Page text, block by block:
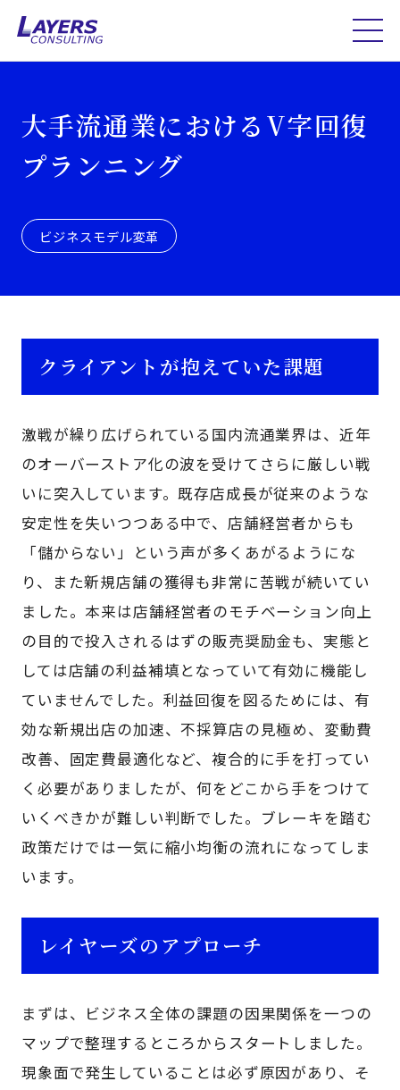
大手流通業におけるV字回復
プランニング
ビジネスモデル変革
クライアントが抱えていた課題
激戦が繰り広げられている国内流通業界は、近年
のオーバーストア化の波を受けてさらに厳しい戦
いに突入しています。既存店成長が従来のような
安定性を失いつつある中で、店舗経営者からも
「儲からない」という声が多くあがるようにな
り、また新規店舗の獲得も非常に苦戦が続いてい
ました。本来は店舗経営者のモチベーション向上
の目的で投入されるはずの販売奨励金も、実態と
しては店舗の利益補填となっていて有効に機能し
ていませんでした。利益回復を図るためには、有
効な新規出店の加速、不採算店の見極め、変動費
改善、固定費最適化など、複合的に手を打ってい
く必要がありましたが、何をどこから手をつけて
いくべきかが難しい判断でした。ブレーキを踏む
政策だけでは一気に縮小均衡の流れになってしま
います。
レイヤーズのアプローチ
まずは、ビジネス全体の課題の因果関係を一つの
マップで整理するところからスタートしました。
現象面で発生していることは必ず原因があり、そ